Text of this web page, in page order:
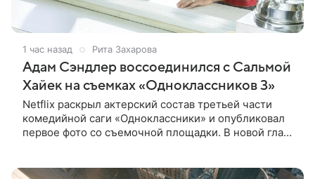
1 час назад Рита Захарова
Адам Сэндлер воссоединился с Сальмой
Хайек на съемках «Одноклассников 3»
Netflix раскрыл актерский состав третьей части
комедийной саги «Одноклассники» и опубликовал
первое фото со съемочной площадки. В новой главе